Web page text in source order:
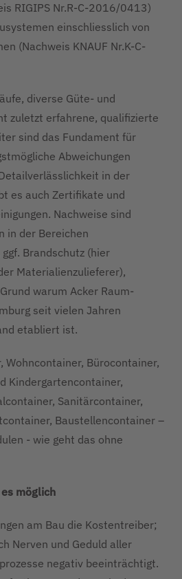
RIGIPS Nr.R-C-2016/0413)
einschliesslich von
(Nachweis KNAUF Nr.K-C-
diverse Güte- und
zuletzt erfahrene, qualifizierte
sind das Fundament für
Abweichungen
in der
es auch Zertifikate und
Nachweise sind
in der Bereichen
Brandschutz (hier
Materialienzulieferer),
warum Acker Raum-
seit vielen Jahren
etabliert ist.
Wohncontainer, Bürocontainer,
Kindergartencontainer,
Sanitärcontainer,
Baustellencontainer –
- wie geht das ohne
möglich
am Bau die Kostentreiber;
Nerven und Geduld aller
negativ beeinträchtigt.